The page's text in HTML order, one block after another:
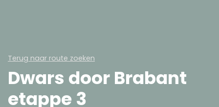
Terug naar route zoeken
Dwars door Brabant
etappe 3